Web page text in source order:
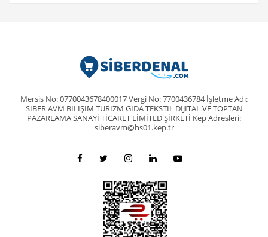
Mersis No: 0770043678400017 Vergi No: 7700436784 İşletme Adı:
SİBER AVM BİLİŞİM TURİZM GIDA TEKSTİL DİJİTAL VE TOPTAN
PAZARLAMA SANAYİ TİCARET LİMİTED ŞİRKETİ Kep Adresleri:
siberavm@hs01.kep.tr